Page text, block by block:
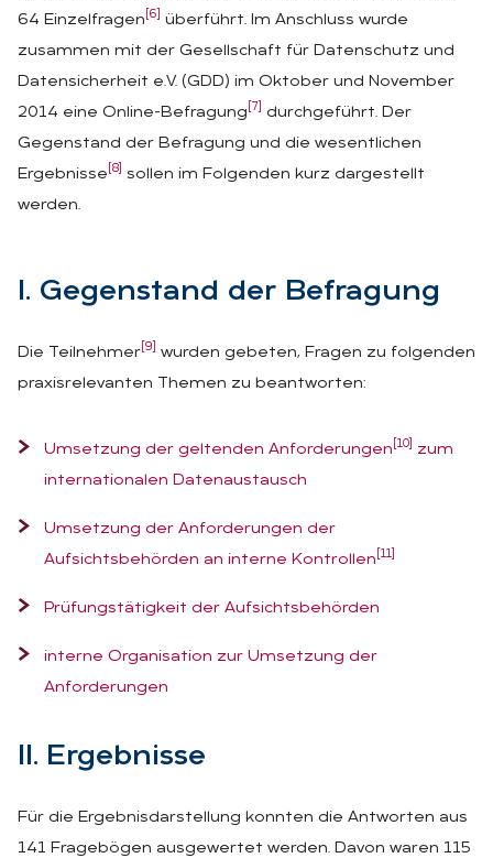
64 Einzelfragen [6]
überführt. Im Anschluss wurde
zusammen mit der Gesellschaft für Datenschutz und
Datensicherheit e.V. (GDD) im Oktober und November
2014 eine Online-Befragung [7]
durchgeführt. Der
Gegenstand der Befragung und die wesentlichen
Ergebnisse [8]
sollen im Folgenden kurz dargestellt
werden.
I. Ge­gen­stand der Be­fra­gung
Die Teilnehmer [9]
wurden gebeten, Fragen zu folgenden
praxisrelevanten Themen zu beantworten:
Umsetzung der geltenden Anforderungen [10]
zum
internationalen Datenaustausch
Umsetzung der Anforderungen der
Aufsichtsbehörden an interne Kontrollen [11]
Prüfungstätigkeit der Aufsichtsbehörden
interne Organisation zur Umsetzung der
Anforderungen
II. Er­geb­nis­se
Für die Ergebnisdarstellung konnten die Antworten aus
141 Fragebögen ausgewertet werden. Davon waren 115